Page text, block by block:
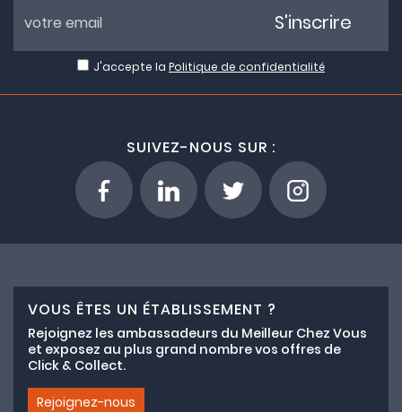
J'accepte la Politique de confidentialité
S'inscrire
SUIVEZ-NOUS SUR :
VOUS ÊTES UN ÉTABLISSEMENT ?
Rejoignez les ambassadeurs du Meilleur Chez Vous
et exposez au plus grand nombre vos offres de
Click & Collect.
Rejoignez-nous